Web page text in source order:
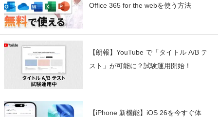
Office 365 for the webを使う方法
【朗報】YouTube で「タイトル A/B テ
スト」が可能に？試験運用開始！
【iPhone 新機能】iOS 26を今すぐ体